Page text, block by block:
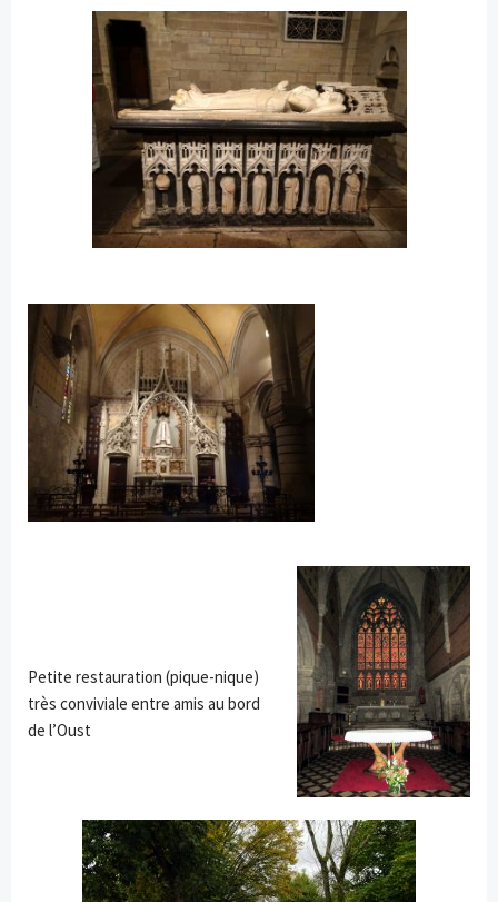
Petite restauration (pique-nique)
très conviviale entre amis au bord
de l’Oust